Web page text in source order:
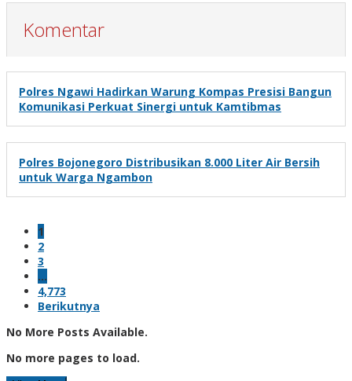
Komentar
Polres Ngawi Hadirkan Warung Kompas Presisi Bangun
Komunikasi Perkuat Sinergi untuk Kamtibmas
Polres Bojonegoro Distribusikan 8.000 Liter Air Bersih
untuk Warga Ngambon
1
2
3
…
4,773
Berikutnya
No More Posts Available.
No more pages to load.